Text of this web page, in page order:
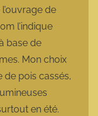
de
l’indique
base de
Mon choix
de pois cassés,
en été.